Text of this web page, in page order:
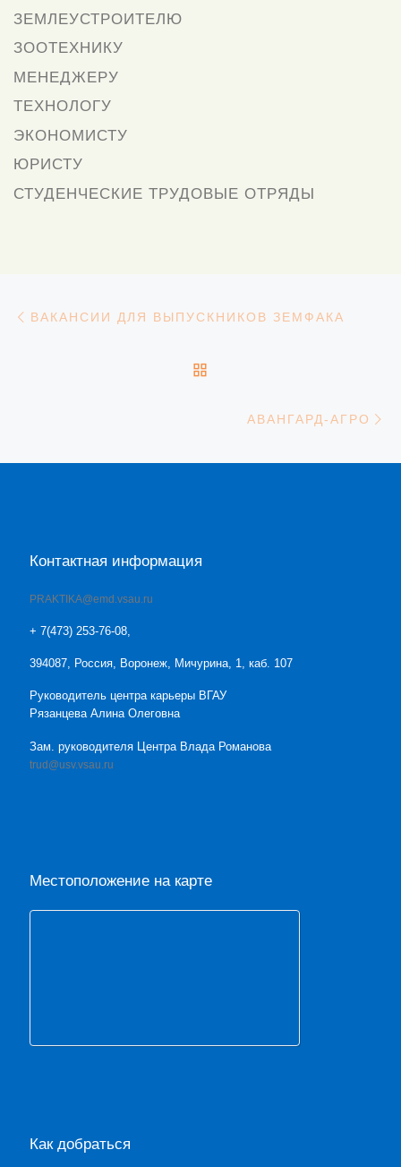
ЗЕМЛЕУСТРОИТЕЛЮ
ЗООТЕХНИКУ
МЕНЕДЖЕРУ
ТЕХНОЛОГУ
ЭКОНОМИСТУ
ЮРИСТУ
СТУДЕНЧЕСКИЕ ТРУДОВЫЕ ОТРЯДЫ
Навигация
ВАКАНСИИ ДЛЯ ВЫПУСКНИКОВ ЗЕМФАКА
АВАНГАРД-АГРО
Контактная информация
PRAKTIKA@emd.vsau.ru
+ 7(473) 253-76-08,
394087, Россия, Воронеж, Мичурина, 1, каб. 107
Руководитель центра карьеры ВГАУ
Рязанцева Алина Олеговна
Зам. руководителя Центра Влада Романова
trud@usv.vsau.ru
Местоположение на карте
Как добраться